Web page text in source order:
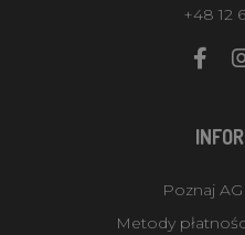
+48 12
Poznaj
Metody